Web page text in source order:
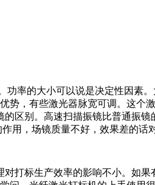
功率的大小可以说是决定性因素
，有些激光器脉宽可调。这个
区别。高速扫描振镜比普通振
用，场镜质量不好，效果差的话
对打标生产效率的影响不小。如